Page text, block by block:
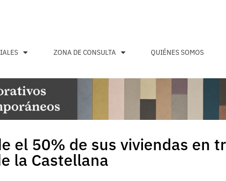
ZONA DE CONSULTA QUIÉNES SOMOS
el 50% de sus viviendas en
la Castellana